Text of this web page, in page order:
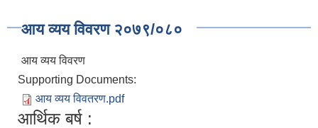
आय व्यय विवरण २०७९/०८०
आय व्यय विवरण
Supporting Documents:
आय व्यय विवतरण.pdf
आर्थिक बर्ष :